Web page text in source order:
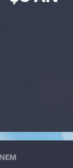
NEM